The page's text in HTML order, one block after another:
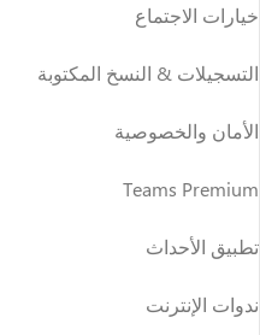
خيارات الاجتماع
التسجيلات & النسخ المكتوبة
الأمان والخصوصية
Teams Premium
تطبيق الأحداث
ندوات الإنترنت